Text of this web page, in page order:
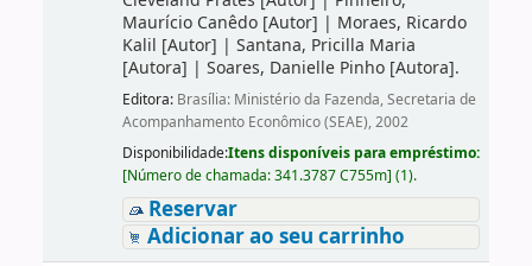
Maurício Canêdo[Autor] | Moraes, Ricardo
Kalil [Autor] | Santana, Pricilla Maria
[Autora] | Soares, Danielle Pinho[Autora].
Editora: Brasília: Ministério da Fazenda, Secretaria de
Acompanhamento Econômico (SEAE), 2002
Disponibilidade:Itens disponíveis para empréstimo:
[Número de chamada:341.3787 C755m] (1).
Reservar
Adicionar ao seu carrinho